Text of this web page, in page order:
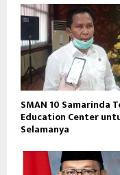
SMAN 10 Samarinda
Education Center
Selamanya